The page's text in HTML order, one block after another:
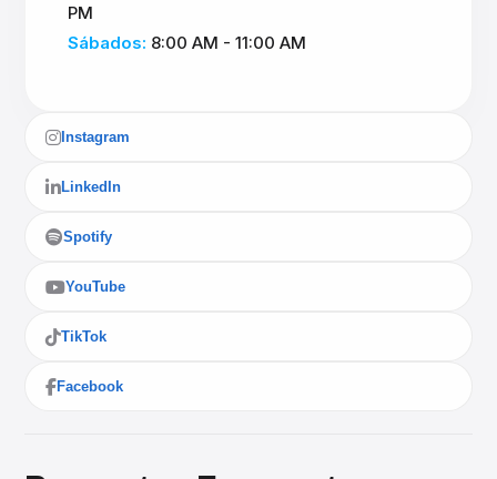
PM
Sábados: 8:00 AM - 11:00 AM
Instagram
LinkedIn
Spotify
YouTube
TikTok
Facebook